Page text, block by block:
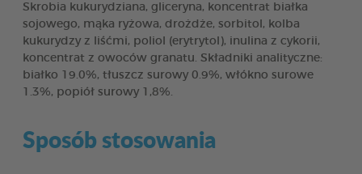
Skrobia kukurydziana, gliceryna, koncentrat białka
sojowego, mąka ryżowa, drożdże, sorbitol, kolba
kukurydzy z liśćmi, poliol (erytrytol), inulina z cykorii,
koncentrat z owoców granatu. Składniki analityczne:
białko 19.0%, tłuszcz surowy 0.9%, włókno surowe
1.3%, popiół surowy 1,8%.
Sposób stosowania